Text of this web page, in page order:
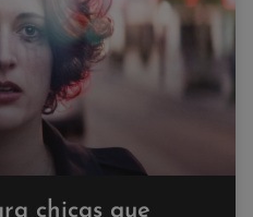
chicas que